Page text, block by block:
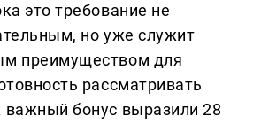
это требование не
но уже служит
преимуществом для
рассматривать
бонус выразили 28